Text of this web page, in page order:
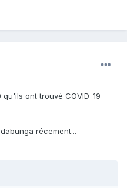
ont trouvé COVID-19
récement...